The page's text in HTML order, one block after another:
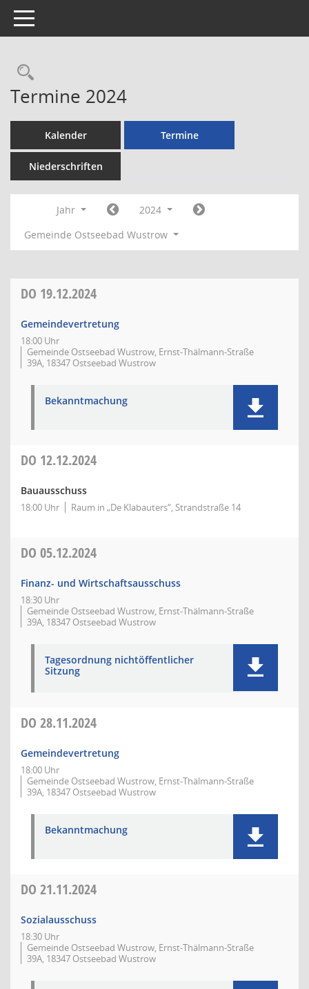
Toggle navigation
Rechercheauswahl
Termine 2024
Kalender Termine
Niederschriften
Jahr
2024
Gemeinde Ostseebad Wustrow
DO 19.12.2024
Gemeindevertretung
18:00 Uhr
Gemeinde Ostseebad Wustrow, Ernst-Thälmann-Straße
39A, 18347 Ostseebad Wustrow
Bekanntmachung
DO 12.12.2024
Bauausschuss
18:00 Uhr Raum in „De Klabauters“, Strandstraße 14
DO 05.12.2024
Finanz- und Wirtschaftsausschuss
18:30 Uhr
Gemeinde Ostseebad Wustrow, Ernst-Thälmann-Straße
39A, 18347 Ostseebad Wustrow
Tagesordnung nichtöffentlicher
Sitzung
DO 28.11.2024
Gemeindevertretung
18:00 Uhr
Gemeinde Ostseebad Wustrow, Ernst-Thälmann-Straße
39A, 18347 Ostseebad Wustrow
Bekanntmachung
DO 21.11.2024
Sozialausschuss
18:30 Uhr
Gemeinde Ostseebad Wustrow, Ernst-Thälmann-Straße
39A, 18347 Ostseebad Wustrow